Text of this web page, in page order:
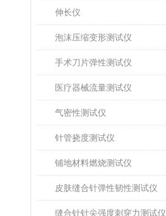
伸长仪
泡沫压缩变形测试仪
手术刀片弹性测试仪
医疗器械流量测试仪
气密性测试仪
针管挠度测试仪
铺地材料燃烧测试仪
皮肤缝合针弹性韧性测试仪
缝合针针尖强度刺穿力测试仪